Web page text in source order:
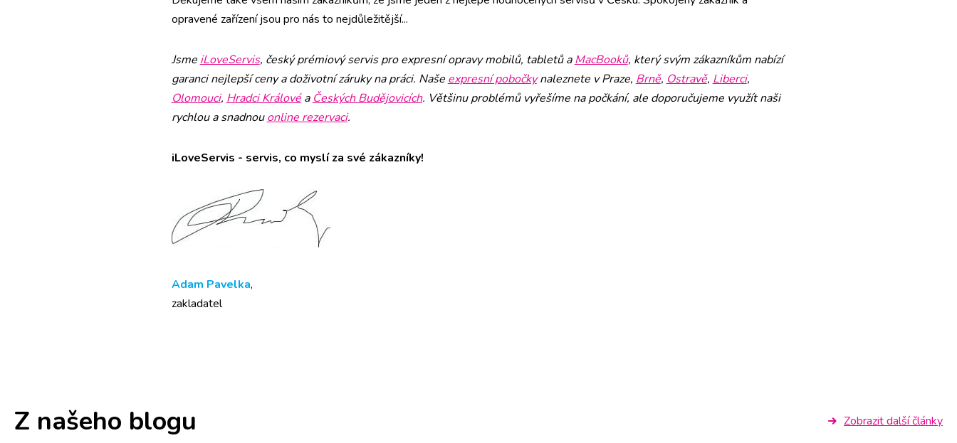
opravené zařízení jsou pro nás to nejdůležitější...
Jsme iLoveServis, český prémiový servis pro expresní opravy mobilů, tabletů aMacBooků, který svým zákazníkům nabízí
garanci nejlepší ceny a doživotní záruky na práci. Naše expresní pobočkynaleznete v Praze, Brně, Ostravě, Liberci,
Olomouci, Hradci Královéa Českých Budějovicích. Většinu problémů vyřešíme na počkání, ale doporučujeme využít naši
rychlou a snadnouonline rezervaci.
iLoveServis - servis, co myslí za své zákazníky!
Adam Pavelka,
zakladatel
Z našeho blogu Zobrazit další články